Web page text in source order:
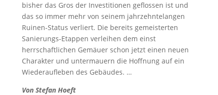
bisher das Gros der Investitionen geflossen ist und
das so immer mehr von seinem jahrzehntelangen
Ruinen-Status verliert. Die bereits gemeisterten
Sanierungs-Etappen verleihen dem einst
herrschaftlichen Gemäuer schon jetzt einen neuen
Charakter und untermauern die Hoffnung auf ein
Wiederaufleben des Gebäudes. …
Von Stefan Hoeft